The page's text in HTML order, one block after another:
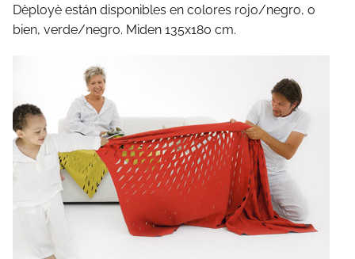
Dèployè están disponibles en colores rojo/negro, o
bien, verde/negro. Miden 135x180 cm.